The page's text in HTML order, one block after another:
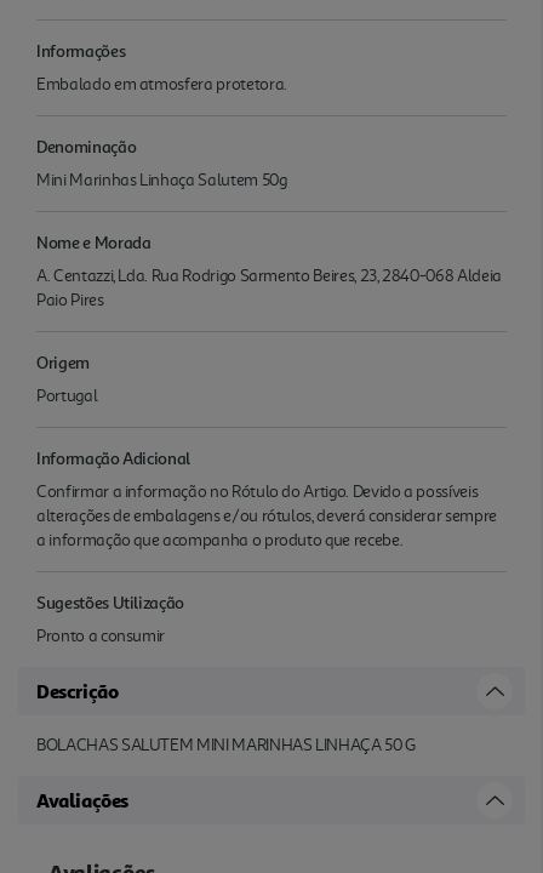
Informações
Embalado em atmosfera protetora.
Denominação
Mini Marinhas Linhaça Salutem 50g
Nome e Morada
A. Centazzi, Lda. Rua Rodrigo Sarmento Beires, 23, 2840-068 Aldeia
Paio Pires
Origem
Portugal
Informação Adicional
Confirmar a informação no Rótulo do Artigo. Devido a possíveis
alterações de embalagens e/ou rótulos, deverá considerar sempre
a informação que acompanha o produto que recebe.
Sugestões Utilização
Pronto a consumir
Descrição
BOLACHAS SALUTEM MINI MARINHAS LINHAÇA 50 G
Avaliações